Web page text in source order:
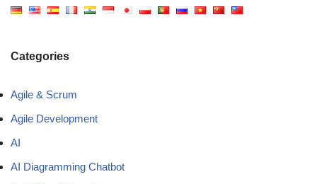
Categories
Agile & Scrum
Agile Development
AI
AI Diagramming Chatbot